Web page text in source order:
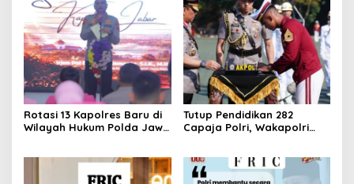
Rotasi 13 Kapolres Baru di
Wilayah Hukum Polda Jawa
Dinamika Organisasi.
Tutup Pendidikan 282
Capaja Polri, Wakapolri